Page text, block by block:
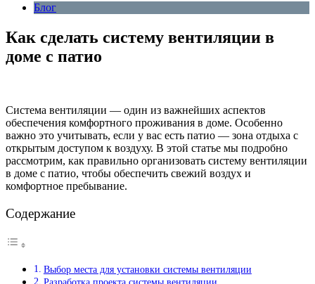
Блог
Как сделать систему вентиляции в
доме с патио
Система вентиляции — один из важнейших аспектов
обеспечения комфортного проживания в доме. Особенно
важно это учитывать, если у вас есть патио — зона отдыха с
открытым доступом к воздуху. В этой статье мы подробно
рассмотрим, как правильно организовать систему вентиляции
в доме с патио, чтобы обеспечить свежий воздух и
комфортное пребывание.
Содержание
Выбор места для установки системы вентиляции